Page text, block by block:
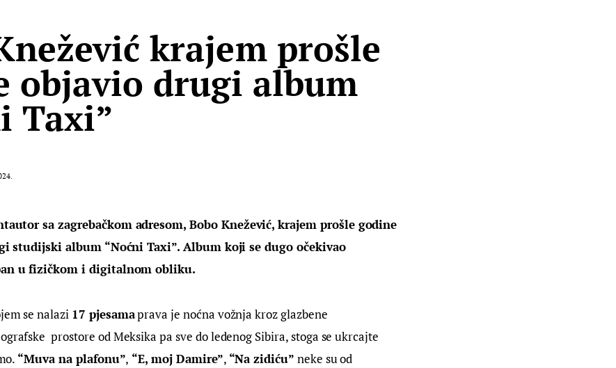
krajem prošle
objavio drugi album
Taxi”
sa zagrebačkom adresom, Bobo Knežević, krajem prošle godine
studijski album “Noćni Taxi”. Album koji se dugo očekivao
u fizičkom i digitalnom obliku.
se nalazi 17 pjesama prava je noćna vožnja kroz glazbene
prostore od Meksika pa sve do ledenog Sibira, stoga se ukrcajte
“Muva na plafonu”, “E, moj Damire”, “Na zidiću” neke su od